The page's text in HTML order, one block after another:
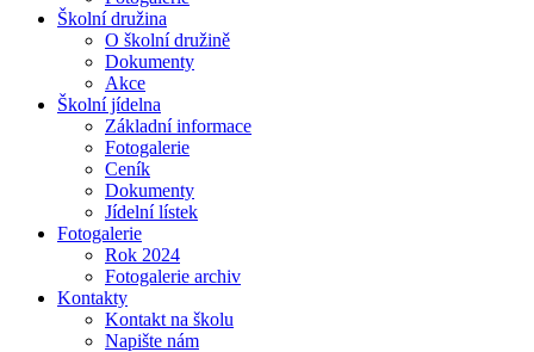
Školní družina
O školní družině
Dokumenty
Akce
Školní jídelna
Základní informace
Fotogalerie
Ceník
Dokumenty
Jídelní lístek
Fotogalerie
Rok 2024
Fotogalerie archiv
Kontakty
Kontakt na školu
Napište nám